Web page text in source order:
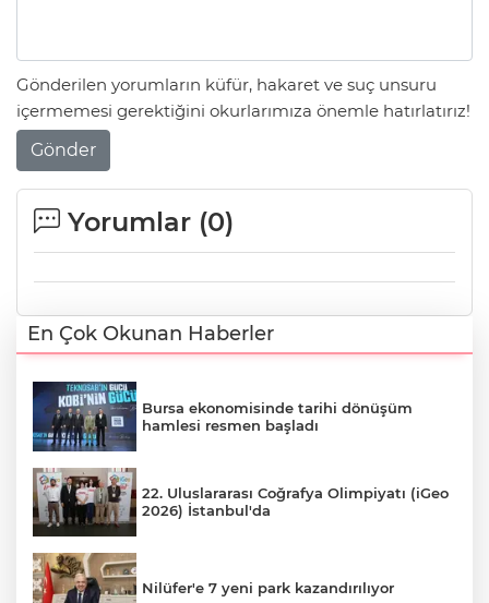
Gönderilen yorumların küfür, hakaret ve suç unsuru
içermemesi gerektiğini okurlarımıza önemle hatırlatırız!
Gönder
Yorumlar (0)
En Çok Okunan Haberler
Bursa ekonomisinde tarihi dönüşüm
hamlesi resmen başladı
22. Uluslararası Coğrafya Olimpiyatı (iGeo
2026) İstanbul'da
Nilüfer'e 7 yeni park kazandırılıyor